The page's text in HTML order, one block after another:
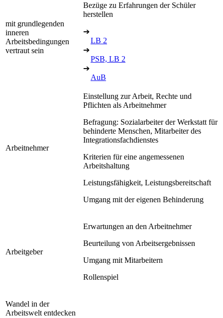
mit grundlegenden
inneren
Arbeitsbedingungen
vertraut sein
Bezüge zu Erfahrungen der Schüler
herstellen
➔
LB 2
➔
PSB, LB 2
➔
AuB
Arbeitnehmer
Einstellung zur Arbeit, Rechte und
Pflichten als Arbeitnehmer
Befragung: Sozialarbeiter der Werkstatt für
behinderte Menschen, Mitarbeiter des
Integrationsfachdienstes
Kriterien für eine angemessenen
Arbeitshaltung
Leistungsfähigkeit, Leistungsbereitschaft
Umgang mit der eigenen Behinderung
Arbeitgeber
Erwartungen an den Arbeitnehmer
Beurteilung von Arbeitsergebnissen
Umgang mit Mitarbeitern
Rollenspiel
Wandel in der
Arbeitswelt entdecken